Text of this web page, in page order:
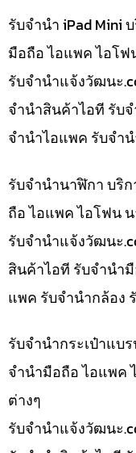
รับจำนำ iPad Mini
มือถือ ไอแพค ไอโฟ
รับจํานําแจ้งวัฒนะ
จำนำสินค้าไอที รับ
จำนำไอแพค รับจำ
รับจำนำนาฬิกา บริ
ถือ ไอแพค ไอโฟน
รับจํานําแจ้งวัฒนะ
สินค้าไอที รับจำนำ
แพค รับจำนำกล้อง รั
รับจำนำกระเป๋าแบ
จำนำมือถือ ไอแพค
ต่างๆ
รับจํานําแจ้งวัฒนะ